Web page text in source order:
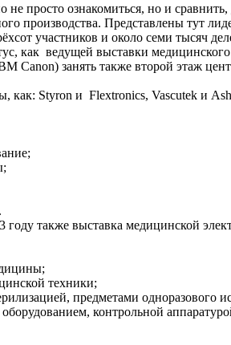
не просто ознакомиться, но и
производства. Представлены тут
участников и около семи тысяч
как ведущей выставки
Canon) занять также второй этаж
как: Styron и Flextronics, Vascutek и
также выставка медицинской
техники;
предметами одноразового
контрольной